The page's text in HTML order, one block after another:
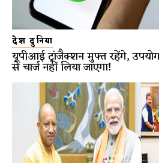
देश दुनिया
यूपीआई ट्रांजैक्शन मुफ्त रहेंगे,
से चार्ज नहीं लिया जाएगा!